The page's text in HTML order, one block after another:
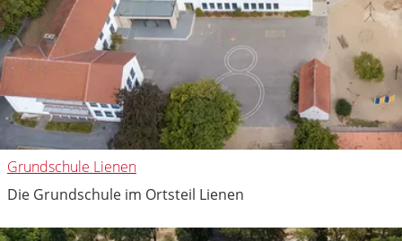
Grundschule Lienen
Die Grundschule im Ortsteil Lienen